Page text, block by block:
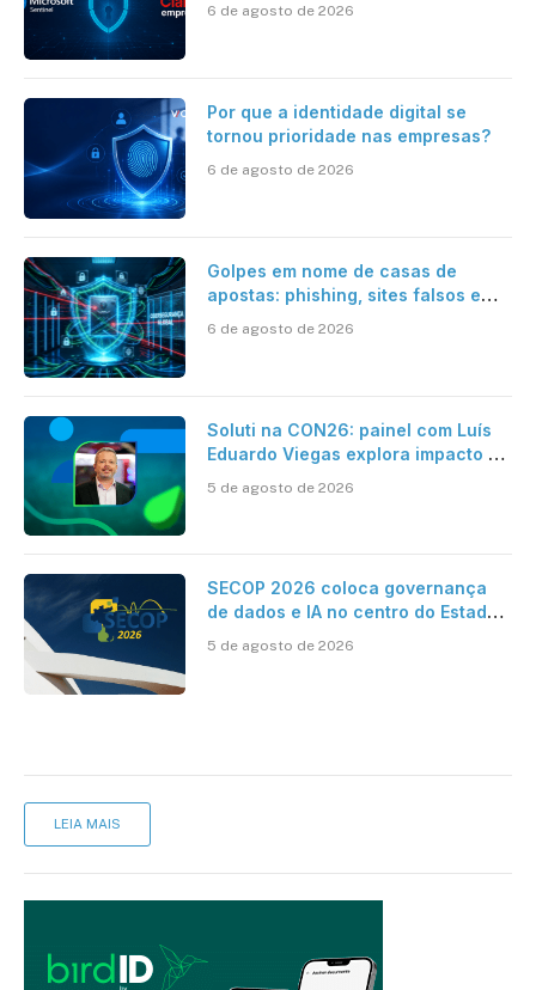
automatizada
6 de agosto de 2026
Por que a identidade digital se
tornou prioridade nas empresas?
6 de agosto de 2026
Golpes em nome de casas de
apostas: phishing, sites falsos e
6 de agosto de 2026
Soluti na CON26: painel com Luís
Eduardo Viegas explora impacto de
Contabilidade
5 de agosto de 2026
SECOP 2026 coloca governança
de dados e IA no centro do Estado
inteligente
5 de agosto de 2026
LEIA MAIS